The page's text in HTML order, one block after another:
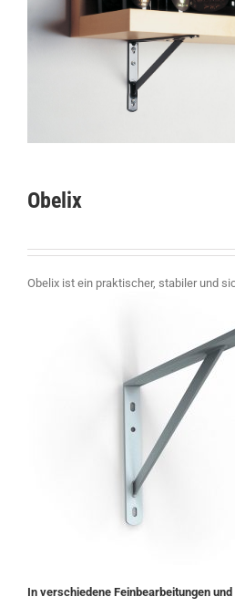
Obelix
Obelix ist ein praktischer, stabiler und
In verschiedene Feinbearbeitungen